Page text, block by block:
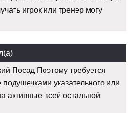
игрок или тренер могу
Посад Поэтому требуется
указательного или
активные всей остальной